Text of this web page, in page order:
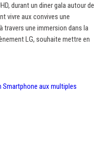
durant un diner gala autour de
vivre aux convives une
travers une immersion dans la
LG, souhaite mettre en